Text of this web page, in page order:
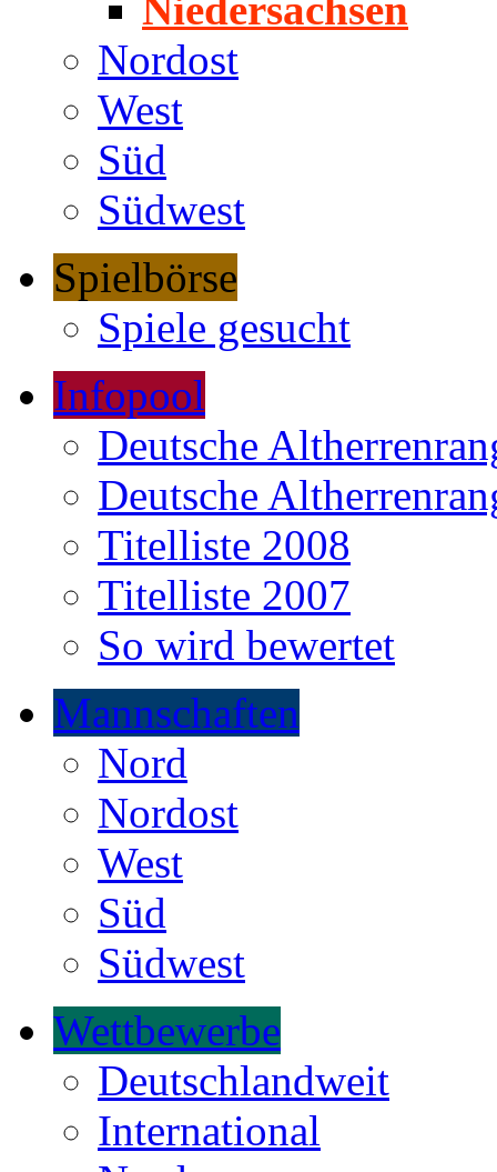
Niedersachsen
Nordost
West
Süd
Südwest
Spielbörse
Spiele gesucht
Infopool
Deutsche
Deutsche
Titelliste 2008
Titelliste 2007
So wird bewertet
Mannschaften
Nord
Nordost
West
Süd
Südwest
Wettbewerbe
Deutschlandweit
International